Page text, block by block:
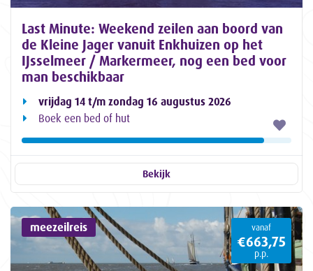
Last Minute: Weekend zeilen aan boord van
de Kleine Jager vanuit Enkhuizen op het
IJsselmeer / Markermeer, nog een bed voor
man beschikbaar
vrijdag 14 t/m zondag 16 augustus 2026
Boek een bed of hut
Bekijk
meezeilreis vanaf
€663,75
p.p.